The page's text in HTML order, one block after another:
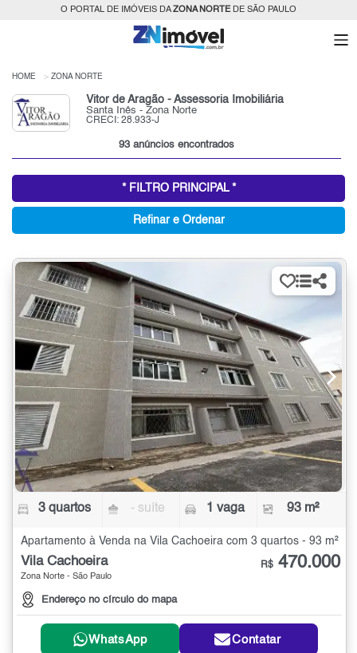
O PORTAL DE IMÓVEIS DAZONA NORTEDE SÃO PAULO
HOME ZONA NORTE
Vitor de Aragão - Assessoria Imobiliária
Santa Inês - Zona Norte
CRECI: 28.933-J
93 anúncios encontrados
* FILTRO PRINCIPAL *
Refinar e Ordenar
3 quartos - suíte 1 vaga 93 m²
Apartamento à Venda na Vila Cachoeira com 3 quartos - 93 m²
Vila Cachoeira
Zona Norte - São Paulo
Endereço no círculo do mapa
R$ 470.000
WhatsApp Contatar